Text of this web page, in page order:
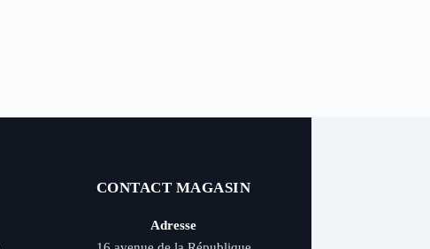
CONTACT MAGASIN
Adresse